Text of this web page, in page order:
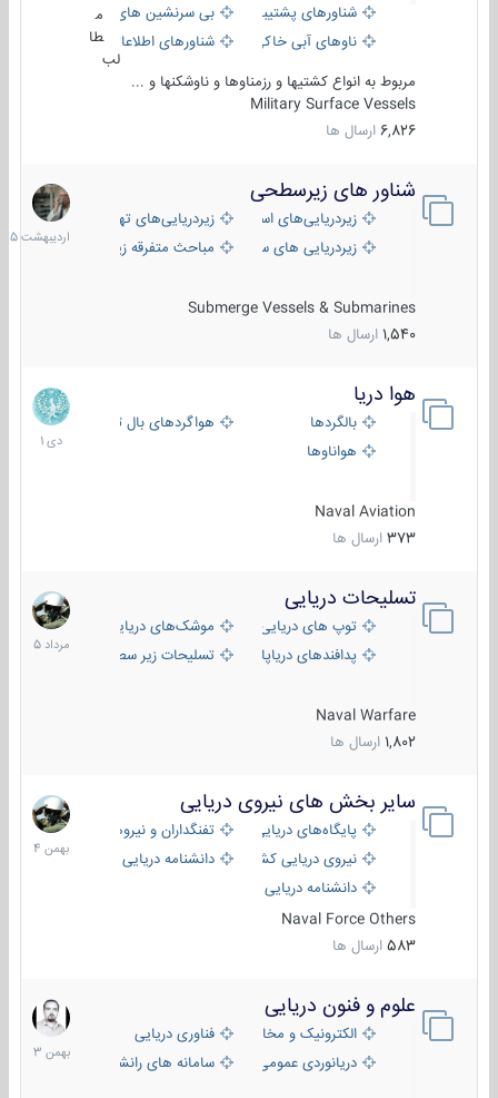
شناورهای پشتیبانی
بی سرنشین های دریایی
ناوهای آبی خاکی و نیروبرشناورهای اطلاعاتی و جاسوسی
طا
لب
مربوط به انواع کشتیها و رزمناوها و ناوشکنها و ...
Military Surface Vessels
6,826 ارسال ها
شناور های زیرسطحی
زیردریایی‌های استراتژیکزیردریایی‌های تهاجمی
زیردریایی های سبک
مباحث متفرقه زیرسطحی
Submerge Vessels & Submarines
1,540 ارسال ها
31
1405
هوا دریا
بالگردها
هواگردهای بال ثابت
هواناوها
Naval Aviation
373 ارسال ها
12
دی
1401
تسلیحات دریایی
توپ های دریایی
موشک‌های دریایی
پدافندهای دریاپایه
تسلیحات زیر سطحی
Naval Warfare
1,802 ارسال ها
2
مرداد
1405
سایر بخش های نیروی دریایی
پایگاه‌های دریایی
تفنگداران و نیروهای ویژه‌ی دریایی
نیروی دریایی کشورهای مختلفدانشنامه دریایی
دانشنامه دریایی کپی
Naval Force Others
583 ارسال ها
22
بهمن
1404
علوم و فنون دریایی
الکترونیک و مخابرات دریاییفناوری دریایی
دریانوردی عمومی
سامانه های رانشی دریایی
6
بهمن
1403